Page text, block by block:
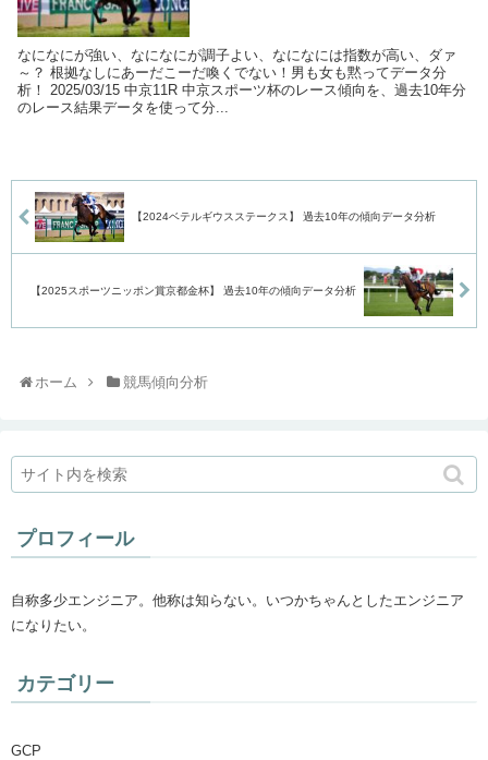
なになにが強い、なになにが調子よい、なになには指数が高い、ダァ
～？ 根拠なしにあーだこーだ喚くでない！男も女も黙ってデータ分
析！ 2025/03/15 中京11R 中京スポーツ杯のレース傾向を、過去10年分
のレース結果データを使って分...
【2024ベテルギウスステークス】 過去10年の傾向データ分析
【2025スポーツニッポン賞京都金杯】 過去10年の傾向データ分析
ホーム 競馬傾向分析
プロフィール
自称多少エンジニア。他称は知らない。いつかちゃんとしたエンジニア
になりたい。
カテゴリー
GCP